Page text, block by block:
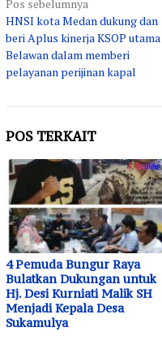
Navigasi
pos
Pos sebelumnya
HNSI kota Medan dukung dan
beri Aplus kinerja KSOP utama
Belawan dalam memberi
pelayanan perijinan kapal
POS TERKAIT
4 Pemuda Bungur Raya
Bulatkan Dukungan untuk
Hj. Desi Kurniati Malik SH
Menjadi Kepala Desa
Sukamulya